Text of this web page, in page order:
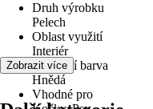
Druh výrobku
Pelech
Oblast využití
Interiér
Základní barva
Hnědá
Vhodné pro
Zobrazit více